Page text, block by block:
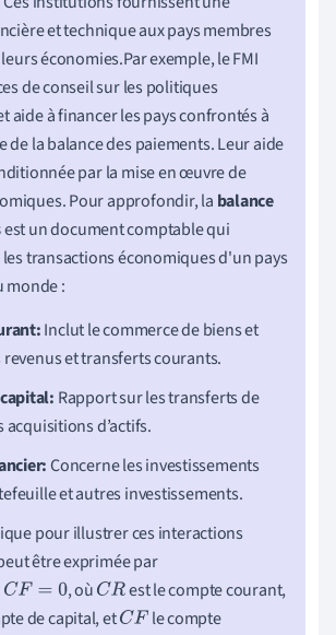
et technique aux pays membres
économies.Par exemple, le FMI
de conseil sur les politiques
aide à financer les pays confrontés à
de la balance des paiements. Leur aide
par la mise en œuvre de
Pour approfondir, la balance
est un document comptable qui
transactions économiques d'un pays
monde :
Inclut le commerce de biens et
revenus et transferts courants.
Rapport sur les transferts de
acquisitions d’actifs.
Concerne les investissements
et autres investissements.
pour illustrer ces interactions
être exprimée par
, oùCR est le compte courant,
de capital, etCF le compte